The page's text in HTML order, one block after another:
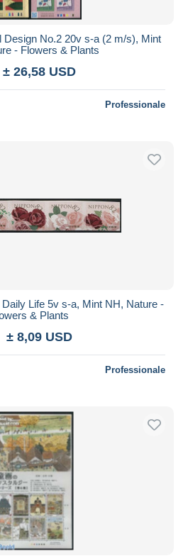
Design No.2 20v s-a (2 m/s), Mint
- Flowers & Plants
± 26,58 USD
Professionale
Life 5v s-a, Mint NH, Nature -
& Plants
± 8,09 USD
Professionale